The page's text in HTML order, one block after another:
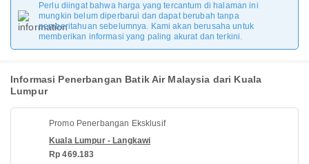
Perlu diingat bahwa harga yang tercantum di halaman ini
mungkin belum diperbarui dan dapat berubah tanpa
pemberitahuan sebelumnya. Kami akan berusaha untuk
memberikan informasi yang paling akurat dan terkini.
Informasi Penerbangan Batik Air Malaysia dari Kuala
Lumpur
Promo Penerbangan Eksklusif
Kuala Lumpur - Langkawi
Rp 469.183